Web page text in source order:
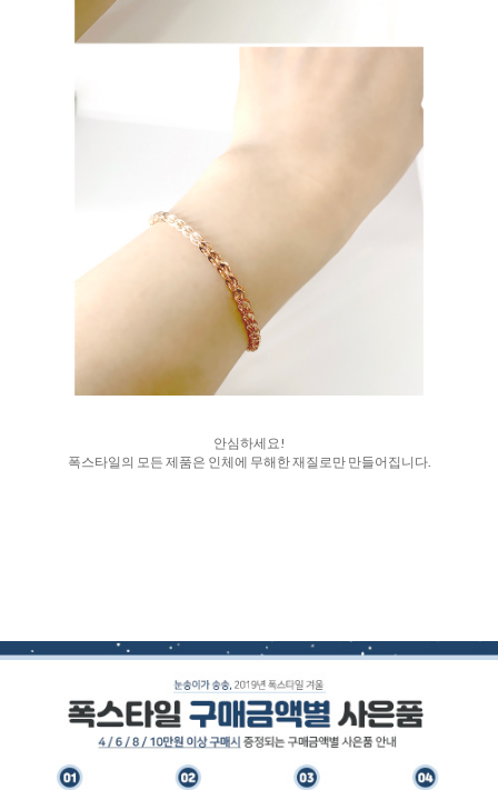
안심하세요!
폭스타일의 모든 제품은 인체에 무해한 재질로만 만들어집니다.